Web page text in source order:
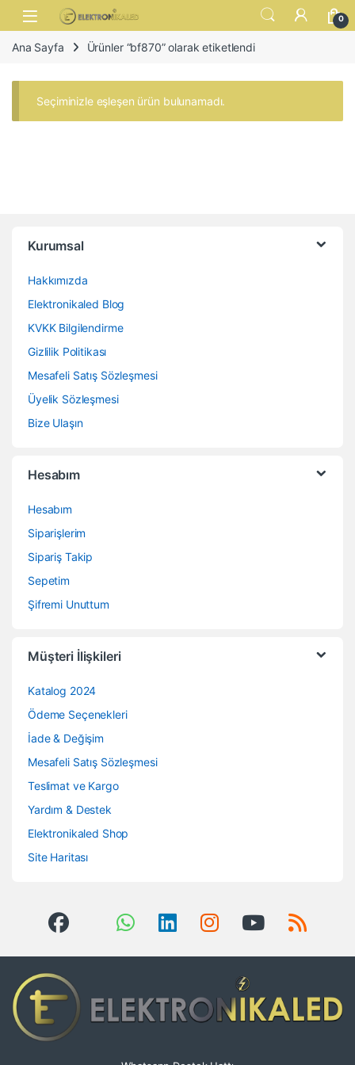
Skip to navigation
Skip to content
Open 0
Ana Sayfa Ürünler “bf870” olarak etiketlendi
Seçiminizle eşleşen ürün bulunamadı.
Kurumsal
Hakkımızda
Elektronikaled Blog
KVKK Bilgilendirme
Gizlilik Politikası
Mesafeli Satış Sözleşmesi
Üyelik Sözleşmesi
Bize Ulaşın
Hesabım
Hesabım
Siparişlerim
Sipariş Takip
Sepetim
Şifremi Unuttum
Müşteri İlişkileri
Katalog 2024
Ödeme Seçenekleri
İade & Değişim
Mesafeli Satış Sözleşmesi
Teslimat ve Kargo
Yardım & Destek
Elektronikaled Shop
Site Haritası